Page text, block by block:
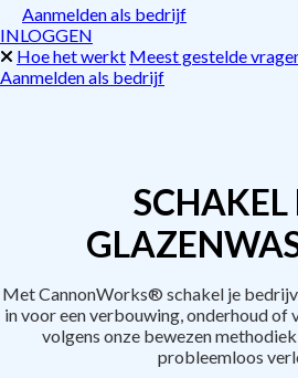
Aanmelden als bedrijf
INLOGGEN
Hoe het werkt Meest gestelde
Aanmelden als bedrijf
SCHAKEL
Met CannonWorks® schakel je
in voor een verbouwing, onderhoud of
volgens onze bewezen
probleemloos